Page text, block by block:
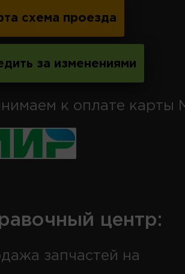
схема проезда
за изменениями
к оплате карты
центр:
запчастей на